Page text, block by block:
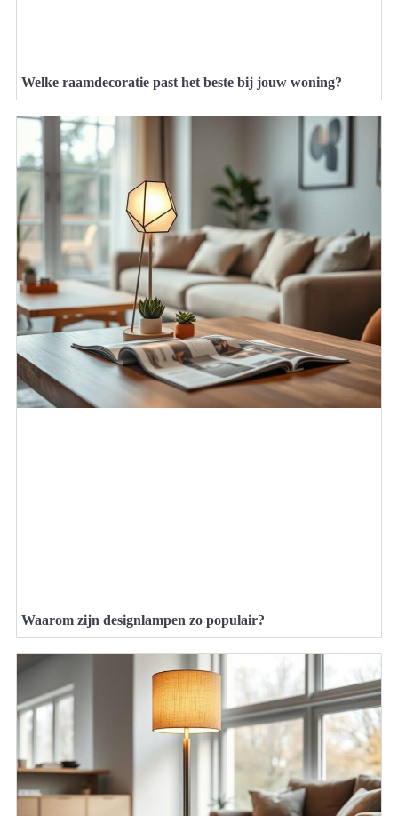
Welke raamdecoratie past het beste bij jouw woning?
Waarom zijn designlampen zo populair?